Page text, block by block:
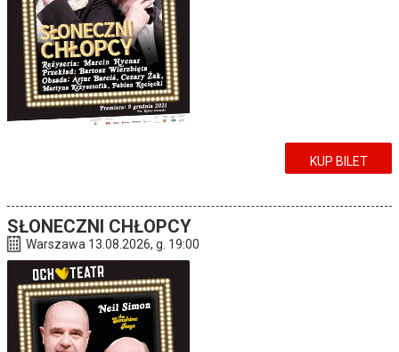
KUP BILET
SŁONECZNI CHŁOPCY
Warszawa 13.08.2026, g. 19:00